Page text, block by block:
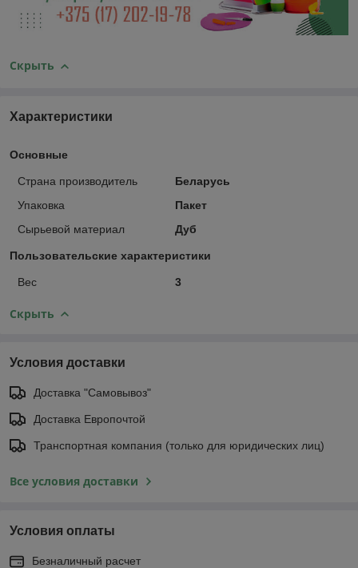
Скрыть
Характеристики
Основные
Страна производитель
Беларусь
Упаковка
Пакет
Сырьевой материал
Дуб
Пользовательские характеристики
Вес 3
Скрыть
Условия доставки
Доставка "Самовывоз"
Доставка Европочтой
Транспортная компания (только для юридических лиц)
Все условия доставки
Условия оплаты
Безналичный расчет